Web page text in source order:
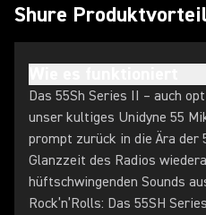
Shure
Das 55Sh Series II – auch
unser kultiges Unidyne 55
prompt zurück in die Ära der
Glanzzeit des Radios
hüftschwingenden Sounds
Rock’n’Rolls: Das 55SH